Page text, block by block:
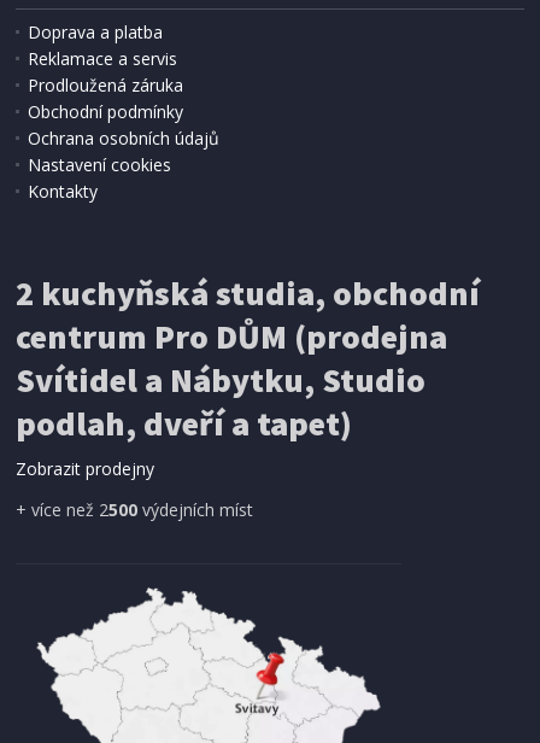
199 Kč Přidat do košíku
SÍŤ PROTI HMYZU
ProGarden KO-CY5910600 Síť proti hmyzu do
dveří magnetická 210 x 100 cm
Doprava a platba
Reklamace a servis
Prodloužená záruka
Obchodní podmínky
Ochrana osobních údajů
Nastavení cookies
Kontakty
2 kuchyňská studia, obchodní
centrum Pro DŮM (prodejna
Svítidel a Nábytku, Studio
podlah, dveří a tapet)
Zobrazit prodejny
+ více než 2500 výdejních míst